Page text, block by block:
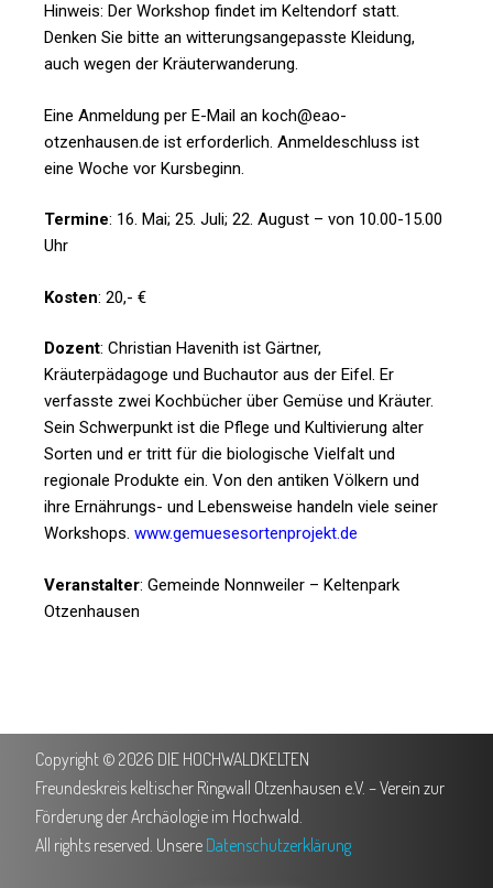
Hinweis: Der Workshop findet im Keltendorf statt.
Denken Sie bitte an witterungsangepasste Kleidung,
auch wegen der Kräuterwanderung.
Eine Anmeldung per E-Mail an koch@eao-
otzenhausen.de ist erforderlich. Anmeldeschluss ist
eine Woche vor Kursbeginn.
Termine: 16. Mai; 25. Juli; 22. August – von 10.00-15.00
Uhr
Kosten: 20,- €
Dozent: Christian Havenith ist Gärtner,
Kräuterpädagoge und Buchautor aus der Eifel. Er
verfasste zwei Kochbücher über Gemüse und Kräuter.
Sein Schwerpunkt ist die Pflege und Kultivierung alter
Sorten und er tritt für die biologische Vielfalt und
regionale Produkte ein. Von den antiken Völkern und
ihre Ernährungs- und Lebensweise handeln viele seiner
Workshops. www.gemuesesortenprojekt.de
Veranstalter: Gemeinde Nonnweiler – Keltenpark
Otzenhausen
Copyright © 2026 DIE HOCHWALDKELTEN
Freundeskreis keltischer Ringwall Otzenhausen e.V. – Verein zur
Förderung der Archäologie im Hochwald.
All rights reserved. Unsere Datenschutzerklärung